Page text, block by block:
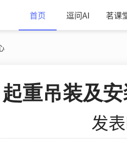
首页 逗问AI 茗课
起重吊装及
发